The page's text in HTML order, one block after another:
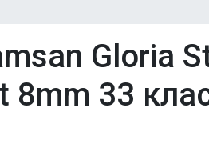
Gloria
8mm 33